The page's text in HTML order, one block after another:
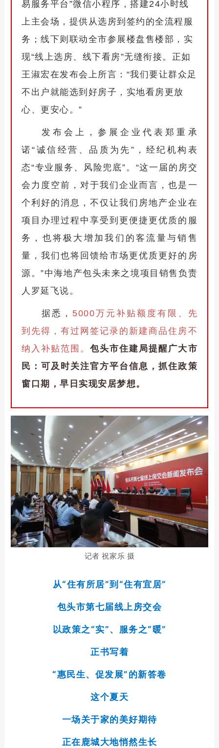
易服务平台”微信小程序，搭建24小时线
上主会场，提供从选房到签约的全流程服
务；线下则联动全市参展楼盘售楼部，实
现“线上选房、线下看房”无缝衔接。正如
王淑宏在发布会上所言：“我们要让群众足
不出户就能选到好房子，实地看房更放
心、更安心。”
发布会上，参展企业代表郑重承
诺“诚信经营、品质为先”，经纪机构表
态“专业服务、风险兜底”。“这一届的房交
会力度空前，对于我们企业而言，也是一
个利好的消息，不仅让我们房地产企业在
项目办理过程中享受到更便捷更优质的服
务，也将极大增加我们的客流量与销售
量，我们也将回馈给市场更优质更好的房
源。”中海地产包头未来之境项目销售负责
人罗延飞说。
据悉， 5000万元补贴额度有限、先
到先得，有过网签记录的新建商品住房不
纳入补贴范围。包头市住建局提醒广大市
民：可及时关注官方平台信息，抓住政策
窗口期，早日实现安居梦想。
记者 祝家乐 摄
从“住有所居”到“住有宜居”
包头市第七届线上房交会
以政策之“实”、服务之“暖”
正书写着
“惠民生、促发展”的新答卷
这个夏天
一场关于家的美好期待
正在鹿城大地悄然生长